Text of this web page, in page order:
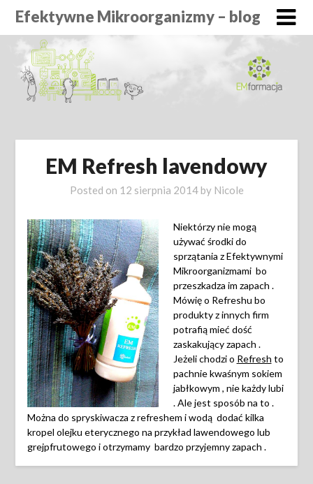
Efektywne Mikroorganizmy – blog
EM Refresh lavendowy
Posted on 12 sierpnia 2014by Nicole
Niektórzy nie mogą
używać środki do
sprzątania z Efektywnymi
Mikroorganizmami bo
przeszkadza im zapach .
Mówię o Refreshu bo
produkty z innych firm
potrafią mieć dość
zaskakujący zapach .
Jeżeli chodzi o Refresh to
pachnie kwaśnym sokiem
jabłkowym , nie każdy lubi
. Ale jest sposób na to .
Można do spryskiwacza z refreshem i wodą dodać kilka
kropel olejku eterycznego na przykład lawendowego lub
grejpfrutowego i otrzymamy bardzo przyjemny zapach .